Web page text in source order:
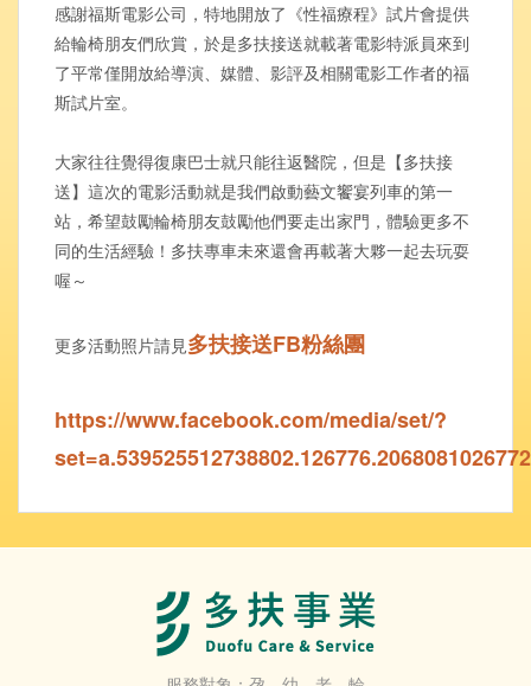
感謝福斯電影公司，特地開放了《性福療程》試片會提供
給輪椅朋友們欣賞，於是多扶接送就載著電影特派員來到
了平常僅開放給導演、媒體、影評及相關電影工作者的福
斯試片室。
大家往往覺得復康巴士就只能往返醫院，但是【多扶接
送】這次的電影活動就是我們啟動藝文饗宴列車的第一
站，希望鼓勵輪椅朋友鼓勵他們要走出家門，體驗更多不
同的生活經驗！多扶專車未來還會再載著大夥一起去玩耍
喔～
更多活動照片請見多扶接送FB粉絲團
https://www.facebook.com/media/set/?